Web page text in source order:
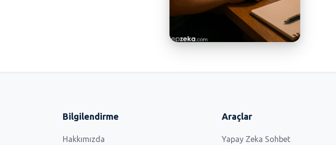
Bilgilendirme
Hakkımızda
Araçlar
Yapay Zeka Sohbet